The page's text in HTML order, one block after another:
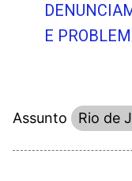
E
Assunto Rio de